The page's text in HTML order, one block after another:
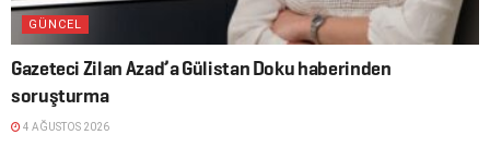
GÜNCEL
Gazeteci Zilan Azad’a Gülistan Doku haberinden
soruşturma
4 AĞUSTOS 2026